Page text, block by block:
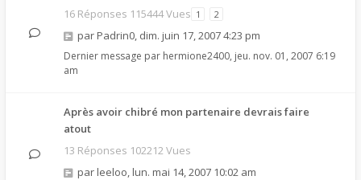
16 Réponses 115444 Vues 1 2
par Padrin0, dim. juin 17, 2007 4:23 pm
Dernier message par hermione2400, jeu. nov. 01, 2007 6:19
am
Après avoir chibré mon partenaire devrais faire
atout
13 Réponses 102212 Vues
par leeloo, lun. mai 14, 2007 10:02 am